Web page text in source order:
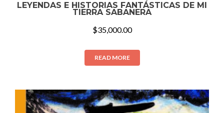
LEYENDAS E HISTORIAS FANTÁSTICAS DE MI
TIERRA SABANERA
$35,000.00
READ MORE